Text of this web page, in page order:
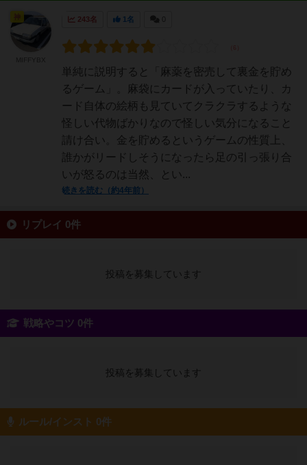
243名 1名
単純に説明すると「麻薬を密売して裏金を貯め
るゲーム」。麻袋にカードが入っていたり、カ
ード自体の絵柄も見ていてクラクラするような
怪しい代物ばかりなので怪しい気分になること
請け合い。金を貯めるというゲームの性質上、
誰かがリードしそうになったら足の引っ張り合
いが怒るのは当然、とい...
続きを読む（約4年前）
神
リプレイ 0件
投稿を募集しています
戦略やコツ 0件
投稿を募集しています
ルール/インスト 0件